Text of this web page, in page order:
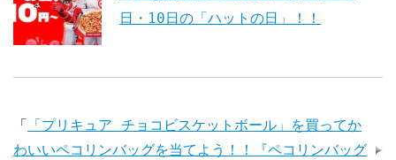
日・10日の「ハットの日」！！
「
「プリキュア チョコビスケットボール」を買ってか
わいいペコリンバッグを当てよう！！『ペコリンバッグ